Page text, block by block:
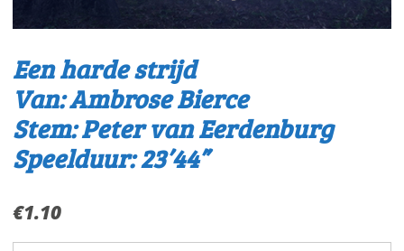
Een harde strijd
Van: Ambrose Bierce
Stem: Peter van Eerdenburg
Speelduur: 23’44”
€1.10